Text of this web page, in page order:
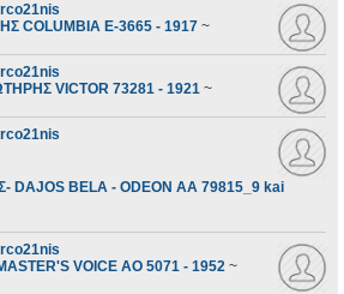
COLUMBIA E-3665 - 1917 ~
VICTOR 73281 - 1921 ~
BELA - ODEON AA 79815_9 kai
VOICE AO 5071 - 1952 ~